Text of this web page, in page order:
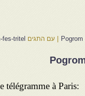
עם התגים fes-tritel
télégramme à Paris: